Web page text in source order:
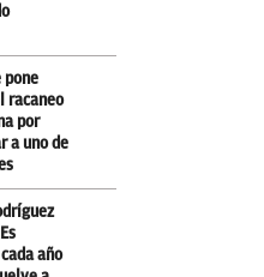
pone
racaneo
por
a uno de
año